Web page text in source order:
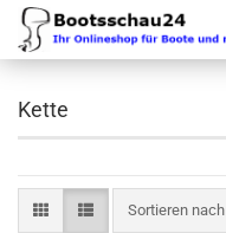
Kette
Sortieren nach
Sortieren nach